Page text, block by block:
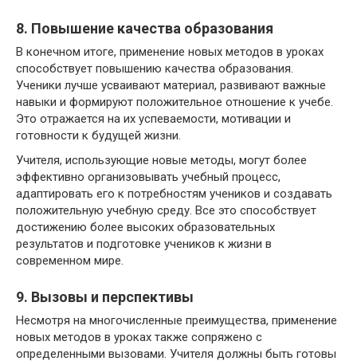
8. Повышение качества образования
В конечном итоге, применение новых методов в уроках
способствует повышению качества образования.
Ученики лучше усваивают материал, развивают важные
навыки и формируют положительное отношение к учебе.
Это отражается на их успеваемости, мотивации и
готовности к будущей жизни.
Учителя, использующие новые методы, могут более
эффективно организовывать учебный процесс,
адаптировать его к потребностям учеников и создавать
положительную учебную среду. Все это способствует
достижению более высоких образовательных
результатов и подготовке учеников к жизни в
современном мире.
9. Вызовы и перспективы
Несмотря на многочисленные преимущества, применение
новых методов в уроках также сопряжено с
определенными вызовами. Учителя должны быть готовы